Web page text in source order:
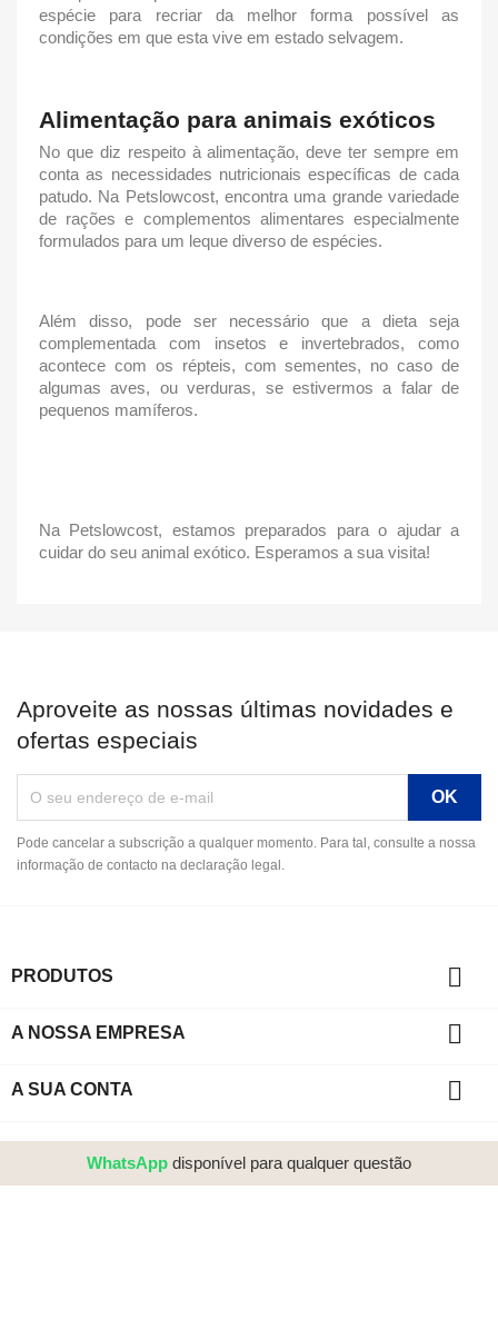
espécie para recriar da melhor forma possível as
condições em que esta vive em estado selvagem.
Alimentação para animais exóticos
No que diz respeito à alimentação, deve ter sempre em
conta as necessidades nutricionais específicas de cada
patudo. Na Petslowcost, encontra uma grande variedade
de rações e complementos alimentares especialmente
formulados para um leque diverso de espécies.
Além disso, pode ser necessário que a dieta seja
complementada com insetos e invertebrados, como
acontece com os répteis, com sementes, no caso de
algumas aves, ou verduras, se estivermos a falar de
pequenos mamíferos.
Na Petslowcost, estamos preparados para o ajudar a
cuidar do seu animal exótico. Esperamos a sua visita!
Aproveite as nossas últimas novidades e
ofertas especiais
Pode cancelar a subscrição a qualquer momento. Para tal, consulte a nossa
informação de contacto na declaração legal.
PRODUTOS 
A NOSSA EMPRESA 
A SUA CONTA 
WhatsApp disponível para qualquer questão